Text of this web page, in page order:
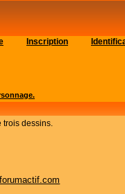
Inscription
dessins.